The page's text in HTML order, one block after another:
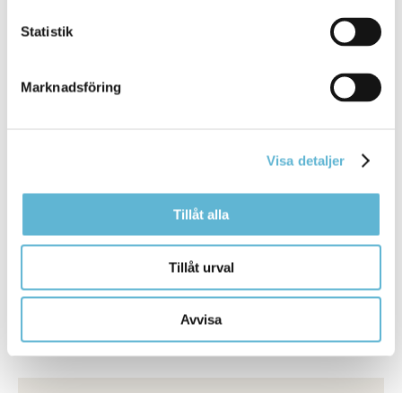
Statistik
Marknadsföring
Visa detaljer
Tillåt alla
Tillåt urval
Avvisa
InfoMentor
Bromölla kommun använder lärplattformen InfoMentor
för att stärka kommunikationen mellan förskola och
vårdnadshavare, samt mellan skola och elever och
Mer information om InfoMentor